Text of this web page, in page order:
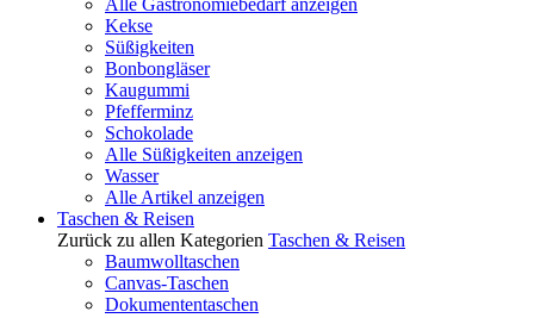
Alle Gastronomiebedarf anzeigen
Kekse
Süßigkeiten
Bonbongläser
Kaugummi
Pfefferminz
Schokolade
Alle Süßigkeiten anzeigen
Wasser
Alle Artikel anzeigen
Taschen & Reisen
Zurück zu allen Kategorien Taschen & Reisen
Baumwolltaschen
Canvas-Taschen
Dokumententaschen